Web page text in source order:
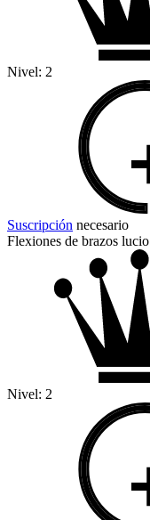
Nivel: 2
Suscripción necesario
Flexiones de brazos lucio
Nivel: 2